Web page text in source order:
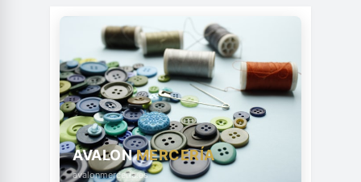
AVALONMERCERÍA
avalonmerceria.es